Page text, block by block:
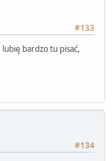
#133
bardzo tu pisać,
#134